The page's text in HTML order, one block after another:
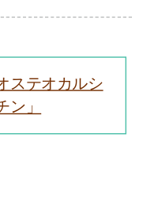
ステオカルシ
」